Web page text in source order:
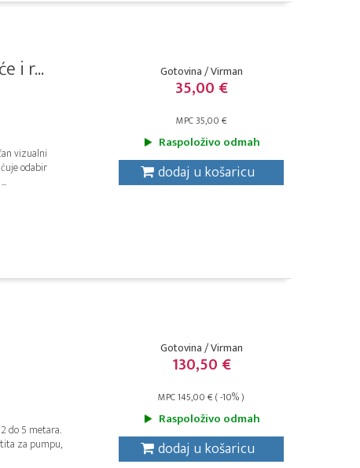
i r...
vizualni
odabir
Gotovina / Virman
35,00 €
MPC 35,00 €
Raspoloživo odmah
dodaj u košaricu
do 5 metara.
za pumpu,
Gotovina / Virman
130,50 €
MPC 145,00 € ( -10% )
Raspoloživo odmah
dodaj u košaricu